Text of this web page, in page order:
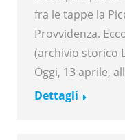
fra le tappe la
Provvidenza.
(archivio storico
Oggi, 13 aprile,
Dettagli